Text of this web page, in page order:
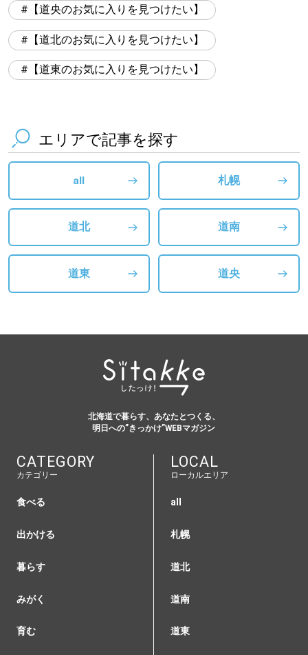
【道央のお気に入りを見つけたい】
【道北のお気に入りを見つけたい】
【道東のお気に入りを見つけたい】
エリアで記事を探す
all 札幌
道北 道南
道東 道央
北海道で暮らす、あなたとつくる、
明日への”きっかけ”WEBマガジン
CATEGORY
カテゴリー
食べる
出かける
暮らす
みがく
育む
LOCAL
ローカルエリア
all
札幌
道北
道南
道東